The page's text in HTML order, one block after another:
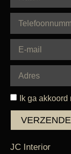
Ik ga
JC Interior